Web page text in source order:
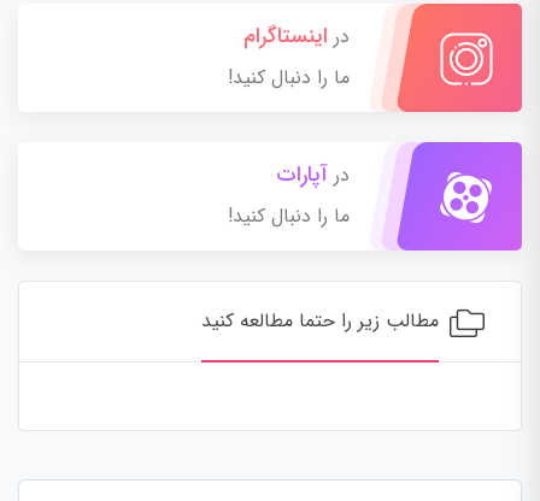
در اینستاگرام
ما را دنبال کنید!
در آپارات
ما را دنبال کنید!
مطالب زیر را حتما مطالعه کنید